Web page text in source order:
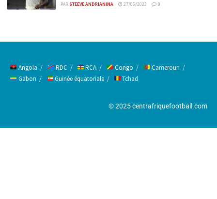
PARSTEEVE ANDRIANINA 27/06/2023 0
Angola RDC RCA Congo
Cameroun
Gabon
Guinée équatoriale Tchad
© 2025 centrafriquefootball.com